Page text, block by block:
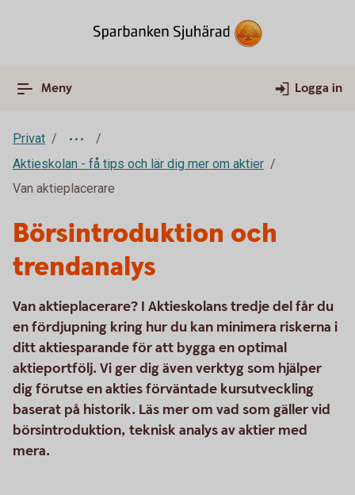
Meny Logga in
Privat
Aktieskolan - få tips och lär dig mer om aktier
Van aktieplacerare
Börsintroduktion och
trendanalys
Van aktieplacerare? I Aktieskolans tredje del får du
en fördjupning kring hur du kan minimera riskerna i
ditt aktiesparande för att bygga en optimal
aktieportfölj. Vi ger dig även verktyg som hjälper
dig förutse en akties förväntade kursutveckling
baserat på historik. Läs mer om vad som gäller vid
börsintroduktion, teknisk analys av aktier med
mera.